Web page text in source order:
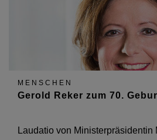
MENSCHEN
Gerold Reker zum 70.
Laudatio von Ministerpräsidentin